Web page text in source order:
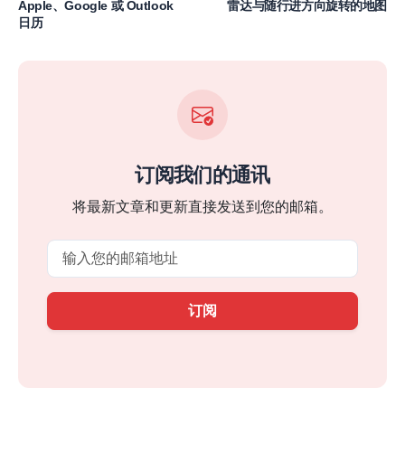
Apple、Google 或 Outlook
日历
雷达与随行进方向旋转的地图
订阅我们的通讯
将最新文章和更新直接发送到您的邮箱。
订阅